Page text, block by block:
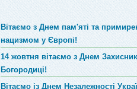
Вітаємо з Днем пам'яті та
нацизмом у Європі!
14 жовтня вітаємо з Днем
Богородиці!
Вітаємо із Днем Незалежності